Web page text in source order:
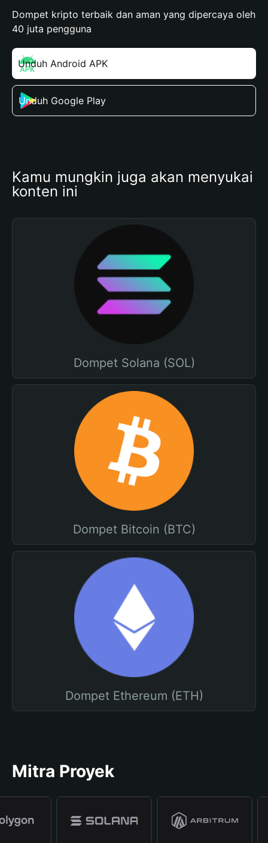
Dompet kripto terbaik dan aman yang dipercaya oleh
40 juta pengguna
Unduh Android APK
Unduh Google Play
Kamu mungkin juga akan menyukai
konten ini
Dompet Solana (SOL)
Dompet Bitcoin (BTC)
Dompet Ethereum (ETH)
Mitra Proyek